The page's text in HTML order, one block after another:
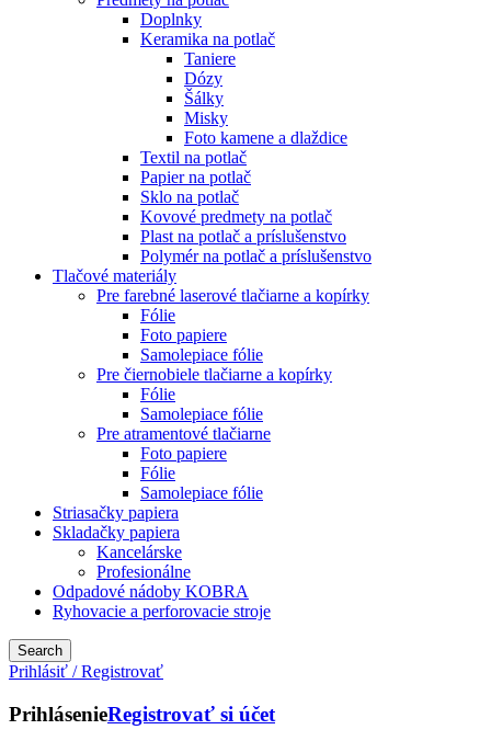
Doplnky
Keramika na potlač
Taniere
Dózy
Šálky
Misky
Foto kamene a dlaždice
Textil na potlač
Papier na potlač
Sklo na potlač
Kovové predmety na potlač
Plast na potlač a príslušenstvo
Polymér na potlač a príslušenstvo
Tlačové materiály
Pre farebné laserové tlačiarne a kopírky
Fólie
Foto papiere
Samolepiace fólie
Pre čiernobiele tlačiarne a kopírky
Fólie
Samolepiace fólie
Pre atramentové tlačiarne
Foto papiere
Fólie
Samolepiace fólie
Striasačky papiera
Skladačky papiera
Kancelárske
Profesionálne
Odpadové nádoby KOBRA
Ryhovacie a perforovacie stroje
Search
Prihlásiť / Registrovať
PrihlásenieRegistrovať si účet